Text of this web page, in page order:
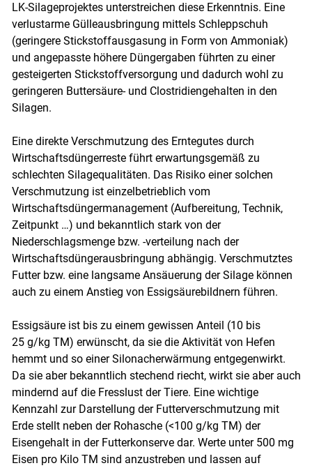
LK-Silageprojektes unterstreichen diese Erkenntnis. Eine
verlustarme Gülleausbringung mittels Schleppschuh
(geringere Stickstoffausgasung in Form von Ammoniak)
und angepasste höhere Düngergaben führten zu einer
gesteigerten Stickstoffversorgung und dadurch wohl zu
geringeren Buttersäure- und Clostridiengehalten in den
Silagen.
Eine direkte Verschmutzung des Erntegutes durch
Wirtschaftsdüngerreste führt erwartungsgemäß zu
schlechten Silagequalitäten. Das Risiko einer solchen
Verschmutzung ist einzelbetrieblich vom
Wirtschaftsdüngermanagement (Aufbereitung, Technik,
Zeitpunkt …) und bekanntlich stark von der
Niederschlagsmenge bzw. -verteilung nach der
Wirtschaftsdüngerausbringung abhängig. Verschmutztes
Futter bzw. eine langsame Ansäuerung der Silage können
auch zu einem Anstieg von Essigsäurebildnern führen.
Essigsäure ist bis zu einem gewissen Anteil (10 bis
25 g/kg TM) erwünscht, da sie die Aktivität von Hefen
hemmt und so einer Silonacherwärmung entgegenwirkt.
Da sie aber bekanntlich stechend riecht, wirkt sie aber auch
mindernd auf die Fresslust der Tiere. Eine wichtige
Kennzahl zur Darstellung der Futterverschmutzung mit
Erde stellt neben der Rohasche (<100 g/kg TM) der
Eisengehalt in der Futterkonserve dar. Werte unter 500 mg
Eisen pro Kilo TM sind anzustreben und lassen auf